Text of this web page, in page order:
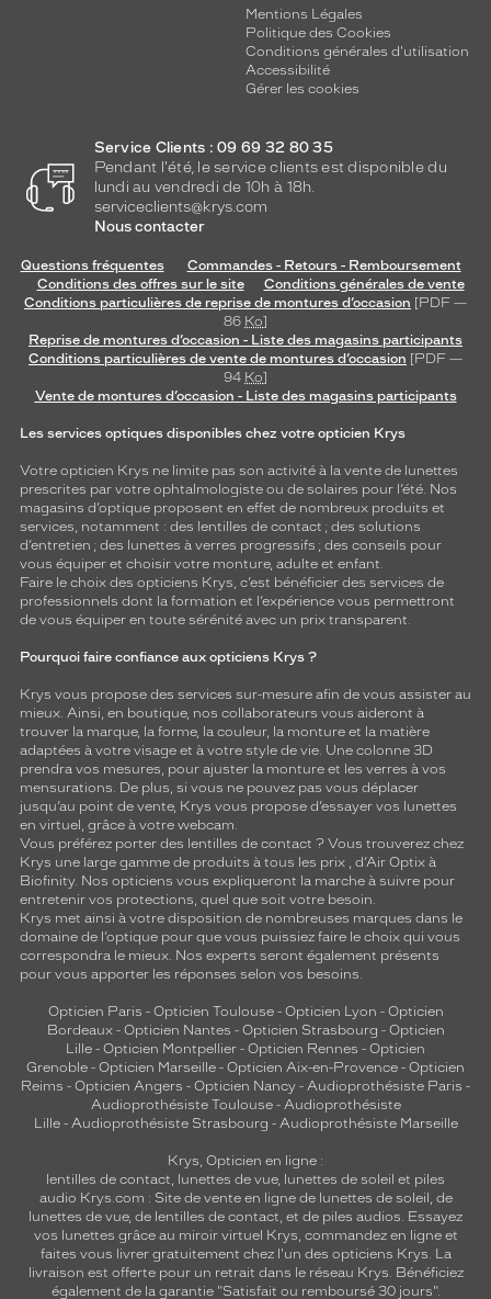
Mentions Légales
Politique des Cookies
Conditions générales d'utilisation
Accessibilité
Gérer les cookies
Service Clients : 09 69 32 80 35
Pendant l'été, le service clients est disponible du
lundi au vendredi de 10h à 18h.
serviceclients@krys.com
Nous contacter
Questions fréquentes
Commandes - Retours - Remboursement
Conditions des offres sur le site
Conditions générales de vente
Conditions particulières de reprise de montures d’occasion [PDF —
86 Ko]
Reprise de montures d’occasion - Liste des magasins participants
Conditions particulières de vente de montures d’occasion [PDF —
94 Ko]
Vente de montures d’occasion - Liste des magasins participants
Les services optiques disponibles chez votre opticien Krys
Votre opticien Krys ne limite pas son activité à la vente de lunettes
prescrites par votre ophtalmologiste ou de solaires pour l’été. Nos
magasins d’optique proposent en effet de nombreux produits et
services, notamment : des lentilles de contact ; des solutions
d’entretien ; des lunettes à verres progressifs ; des conseils pour
vous équiper et choisir votre monture, adulte et enfant.
Faire le choix des opticiens Krys, c’est bénéficier des services de
professionnels dont la formation et l’expérience vous permettront
de vous équiper en toute sérénité avec un prix transparent.
Pourquoi faire confiance aux opticiens Krys ?
Krys vous propose des services sur-mesure afin de vous assister au
mieux. Ainsi, en boutique, nos collaborateurs vous aideront à
trouver la marque, la forme, la couleur, la monture et la matière
adaptées à votre visage et à votre style de vie. Une colonne 3D
prendra vos mesures, pour ajuster la monture et les verres à vos
mensurations. De plus, si vous ne pouvez pas vous déplacer
jusqu’au point de vente, Krys vous propose d’essayer vos lunettes
en virtuel, grâce à votre webcam.
Vous préférez porter des lentilles de contact ? Vous trouverez chez
Krys une large gamme de produits à tous les prix , d’Air Optix à
Biofinity. Nos opticiens vous expliqueront la marche à suivre pour
entretenir vos protections, quel que soit votre besoin.
Krys met ainsi à votre disposition de nombreuses marques dans le
domaine de l’optique pour que vous puissiez faire le choix qui vous
correspondra le mieux. Nos experts seront également présents
pour vous apporter les réponses selon vos besoins.
Opticien Paris - Opticien Toulouse- Opticien Lyon - Opticien
Bordeaux- Opticien Nantes - Opticien Strasbourg - Opticien
Lille - Opticien Montpellier - Opticien Rennes - Opticien
Grenoble - Opticien Marseille - Opticien Aix-en-Provence - Opticien
Reims - Opticien Angers - Opticien Nancy - Audioprothésiste Paris -
Audioprothésiste Toulouse- Audioprothésiste
Lille- Audioprothésiste Strasbourg - Audioprothésiste Marseille
Krys, Opticien en ligne :
lentilles de contact, lunettes de vue, lunettes de soleil et piles
audio Krys.com : Site de vente en ligne de lunettes de soleil, de
lunettes de vue, de lentilles de contact, et de piles audios. Essayez
vos lunettes grâce au miroir virtuel Krys, commandez en ligne et
faites vous livrer gratuitement chez l'un des opticiens Krys. La
livraison est offerte pour un retrait dans le réseau Krys. Bénéficiez
également de la garantie "Satisfait ou remboursé 30 jours".